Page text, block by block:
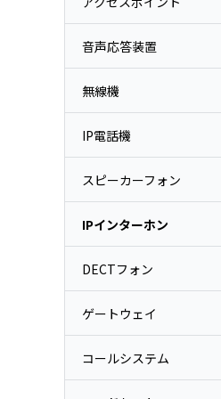
音声応答装置
無線機
IP電話機
スピーカーフォン
IPインターホン
DECTフォン
ゲートウェイ
コールシステム